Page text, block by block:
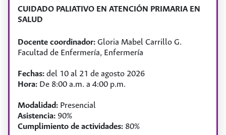
CUIDADO PALIATIVO EN ATENCIÓN PRIMARIA EN
SALUD
Docente coordinador: Gloria Mabel Carrillo G.
Facultad de Enfermería, Enfermería
Fechas: del 10 al 21 de agosto 2026
Hora: De 8:00 a.m. a 4:00 p.m.
Modalidad: Presencial
Asistencia: 90%
Cumplimiento de actividades: 80%